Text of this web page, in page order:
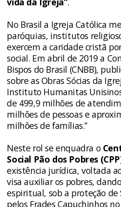
No Brasil a Igreja Católica
paróquias, institutos
exercem a caridade cristã
social. Em abril de 2019 a
Bispos do Brasil (CNBB),
sobre as Obras Sócias da
Instituto Humanitas
de 499,9 milhões de
milhões de pessoas e
milhões de famílias.”
Neste rol se enquadra o
Social Pão dos Pobres
existência jurídica, voltada
visa auxiliar os pobres,
espiritual, sob a proteção
pelos Frades Capuchinhos